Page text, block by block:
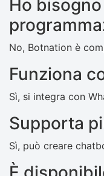
Ho
No, Botnation è
Funziona
Sì, si integra con
Supporta
Sì, può creare